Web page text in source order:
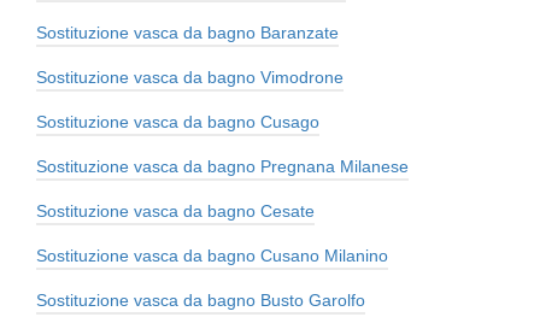
Sostituzione vasca da bagno Baranzate
Sostituzione vasca da bagno Vimodrone
Sostituzione vasca da bagno Cusago
Sostituzione vasca da bagno Pregnana Milanese
Sostituzione vasca da bagno Cesate
Sostituzione vasca da bagno Cusano Milanino
Sostituzione vasca da bagno Busto Garolfo